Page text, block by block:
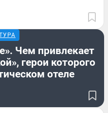
Чем привлекает
герои которого
отеле